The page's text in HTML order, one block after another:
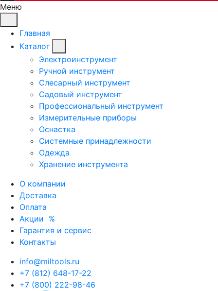
Меню
Главная
Каталог
Электроинструмент
Ручной инструмент
Слесарный инструмент
Садовый инструмент
Профессиональный инструмент
Измерительные приборы
Оснастка
Системные принадлежности
Одежда
Хранение инструмента
О компании
Доставка
Оплата
Акции %
Гарантия и сервис
Контакты
info@miltools.ru
+7 (812) 648-17-22
+7 (800) 222-98-46